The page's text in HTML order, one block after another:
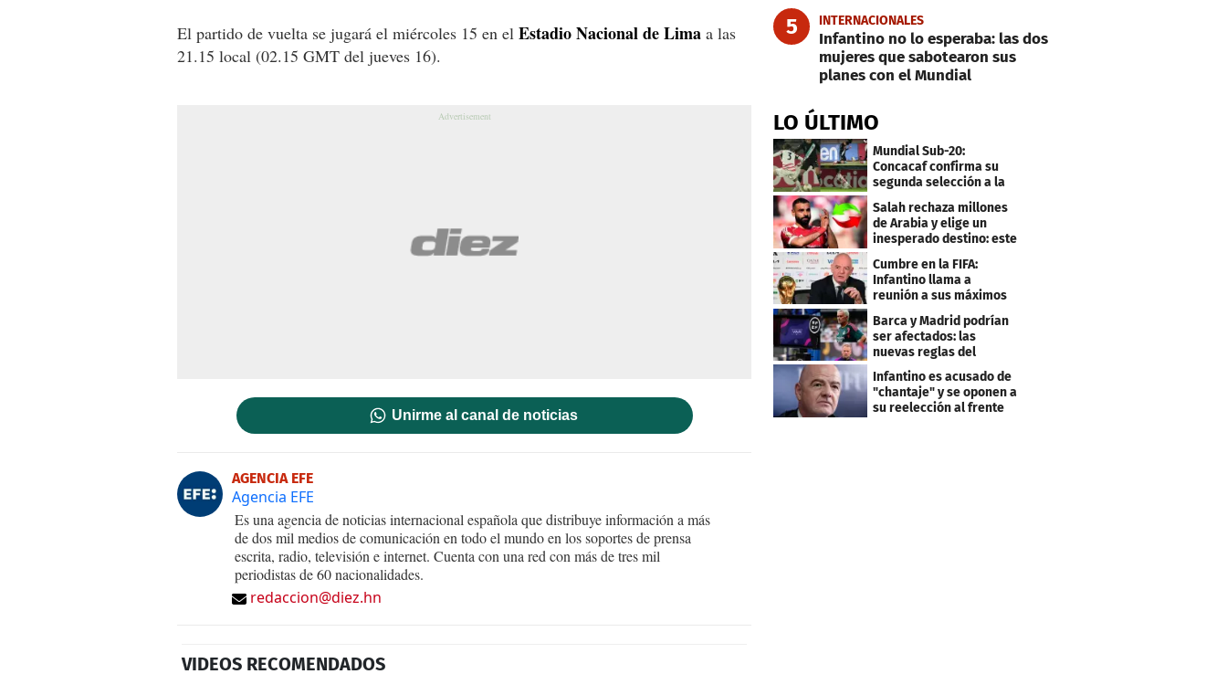
El partido de vuelta se jugará el miércoles 15 en el Estadio Nacional de Lima a las
21.15 local (02.15 GMT del jueves 16).
Unirme al canal de noticias
AGENCIA EFE
Agencia EFE
Es una agencia de noticias internacional española que distribuye información a más
de dos mil medios de comunicación en todo el mundo en los soportes de prensa
escrita, radio, televisión e internet. Cuenta con una red con más de tres mil
periodistas de 60 nacionalidades.
redaccion@diez.hn
VIDEOS RECOMENDADOS
5 INTERNACIONALES
Infantino no lo esperaba: las dos
mujeres que sabotearon sus
planes con el Mundial
LO ÚLTIMO
Mundial Sub-20:
Concacaf confirma su
segunda selección a la
Copa del Mundo 2027
Salah rechaza millones
de Arabia y elige un
inesperado destino: este
será su club
Cumbre en la FIFA:
Infantino llama a
reunión a sus máximos
Barca y Madrid podrían
ser afectados: las
nuevas reglas del
arbitraje en LaLiga
Infantino es acusado de
"chantaje" y se oponen a
su reelección al frente